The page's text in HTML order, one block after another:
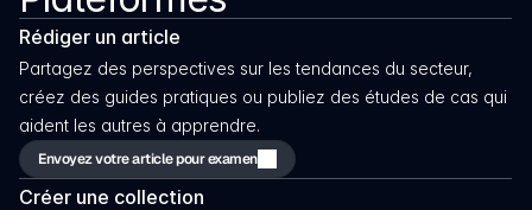
Rédiger un article
Partagez des perspectives sur les tendances du secteur,
créez des guides pratiques ou publiez des études de cas qui
aident les autres à apprendre.
Envoyez votre article pour examen
Créer une collection